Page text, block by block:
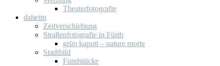
Thea­ter­fo­to­gra­fie
da­heim
Zeit­ver­schie­bung
Stra­ßen­fo­to­gra­fie in Fürth
grün ka­putt – na­tu­re mor­te
Stadt­bild
Fund­stü­cke